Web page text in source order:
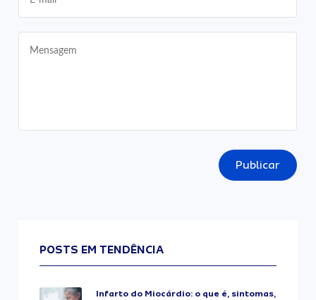
Publicar
POSTS EM TENDÊNCIA
Infarto do Miocárdio: o que é, sintomas,